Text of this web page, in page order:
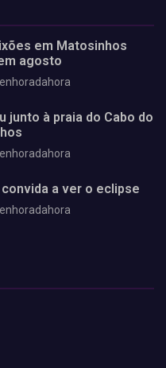
em Matosinhos
agosto
junto à praia do Cabo do
a ver o eclipse